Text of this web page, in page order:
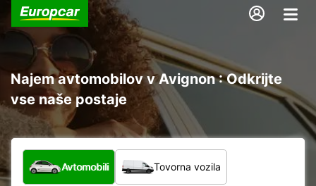
Najem avtomobilov v Avignon : Odkrijte
vse naše postaje
Katera vrsta vozila?
Avtomobili Tovorna vozila